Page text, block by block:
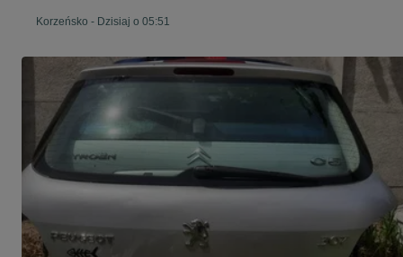
Korzeńsko - Dzisiaj o 05:51